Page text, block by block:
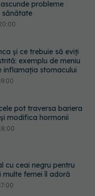
probleme
sănătate
și ce trebuie să eviți
exemplu de meniu
inflamația stomacului
pot traversa bariera
modifica hormonii
cu ceai negru pentru
multe femei îl adoră